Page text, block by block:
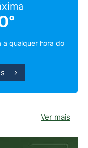
a qualquer hora do
Ver mais